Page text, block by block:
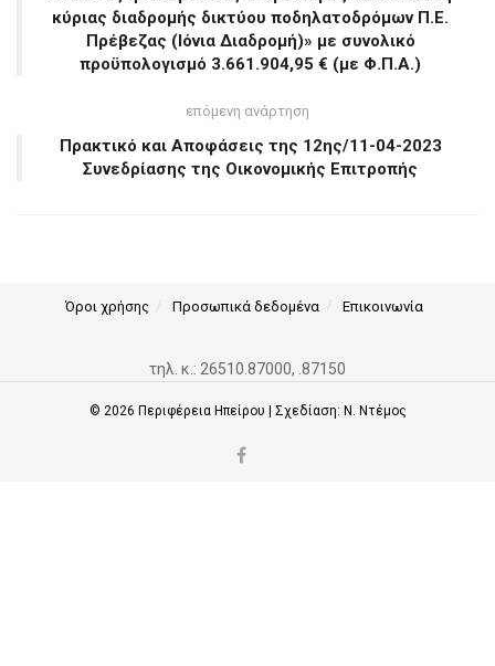
κύριας διαδρομής δικτύου ποδηλατοδρόμων Π.Ε.
Πρέβεζας (Ιόνια Διαδρομή)» με συνολικό
προϋπολογισμό 3.661.904,95 € (με Φ.Π.Α.)
επόμενη ανάρτηση
Πρακτικό και Αποφάσεις της 12ης/11-04-2023
Συνεδρίασης της Οικονομικής Επιτροπής
Όροι χρήσης Προσωπικά δεδομένα Επικοινωνία
τηλ. κ.: 26510.87000, .87150
© 2026 Περιφέρεια Ηπείρου | Σχεδίαση: Ν. Ντέμος